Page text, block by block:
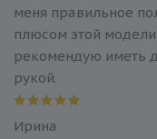
меня правильное
плюсом этой
рекомендую иметь
рукой.
Ирина